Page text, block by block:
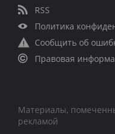
RSS
Политика
Сообщить об
Правовая
Материалы,
рекламой